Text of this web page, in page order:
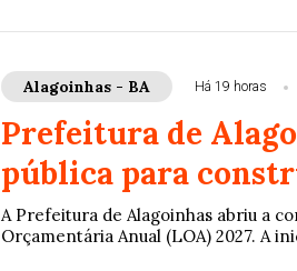
Alagoinhas - BA Há 19 horas
Prefeitura de
pública para
A Prefeitura de Alagoinhas abriu a
Orçamentária Anual (LOA) 2027. A